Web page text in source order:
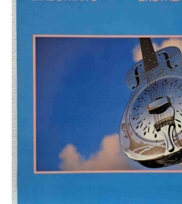
Straits
–
Brothers
In
Arms
-
Disc
VINIL
LP
VG+